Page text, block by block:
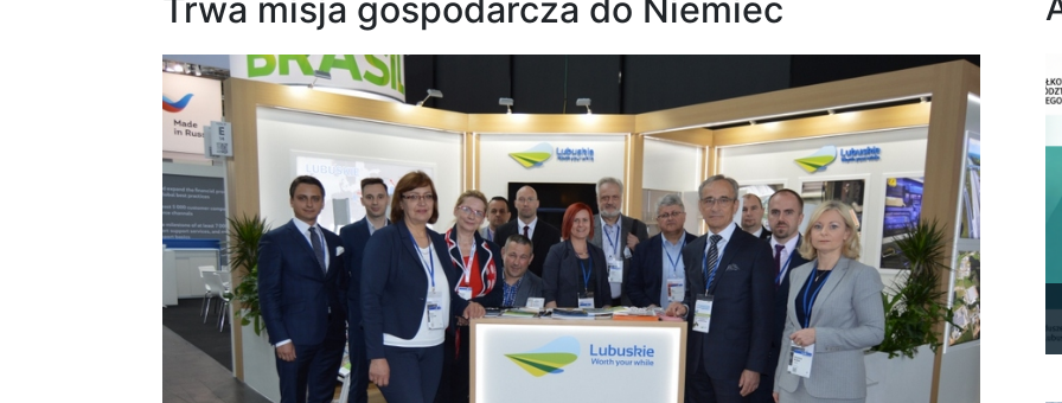
Trwa misja gospodarcza do Niemiec